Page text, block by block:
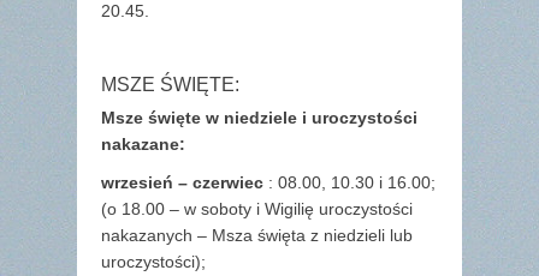
20.45.
MSZE ŚWIĘTE:
Msze święte w niedziele i uroczystości
nakazane:
wrzesień – czerwiec : 08.00, 10.30 i 16.00;
(o 18.00 – w soboty i Wigilię uroczystości
nakazanych – Msza święta z niedzieli lub
uroczystości);